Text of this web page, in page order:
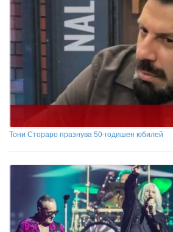
Тони Стораро празнува 50-годишен юбилей